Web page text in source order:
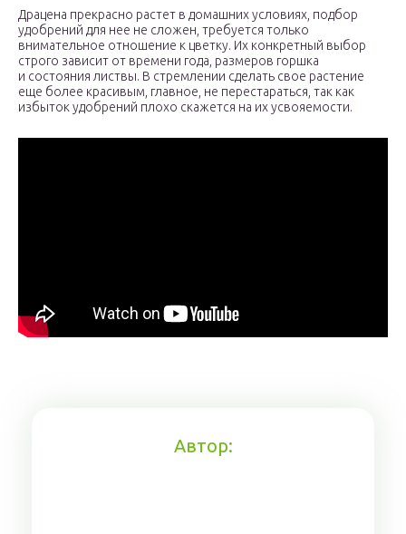
Драцена прекрасно растет в домашних условиях, подбор
удобрений для нее не сложен, требуется только
внимательное отношение к цветку. Их конкретный выбор
строго зависит от времени года, размеров горшка
и состояния листвы. В стремлении сделать свое растение
еще более красивым, главное, не перестараться, так как
избыток удобрений плохо скажется на их усвояемости.
Автор: